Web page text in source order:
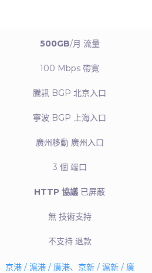
500GB/月 流量
100 Mbps 帶寬
騰訊 BGP 北京入口
寧波 BGP 上海入口
廣州移動 廣州入口
3 個 端口
HTTP 協議 已屏蔽
無技術支持
不支持退款
京港 / 滬港 / 廣港、 京新 / 滬新 / 廣